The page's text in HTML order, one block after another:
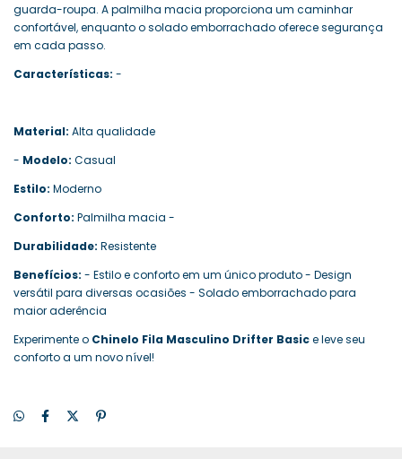
guarda-roupa. A palmilha macia proporciona um caminhar
confortável, enquanto o solado emborrachado oferece segurança
em cada passo.
Características: -
Material: Alta qualidade
- Modelo: Casual
Estilo: Moderno
Conforto: Palmilha macia -
Durabilidade: Resistente
Benefícios: - Estilo e conforto em um único produto - Design
versátil para diversas ocasiões - Solado emborrachado para
maior aderência
Experimente o Chinelo Fila Masculino Drifter Basice leve seu
conforto a um novo nível!